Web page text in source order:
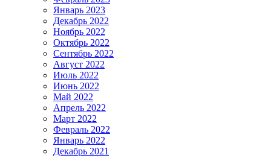
Январь 2023
Декабрь 2022
Ноябрь 2022
Октябрь 2022
Сентябрь 2022
Август 2022
Июль 2022
Июнь 2022
Май 2022
Апрель 2022
Март 2022
Февраль 2022
Январь 2022
Декабрь 2021